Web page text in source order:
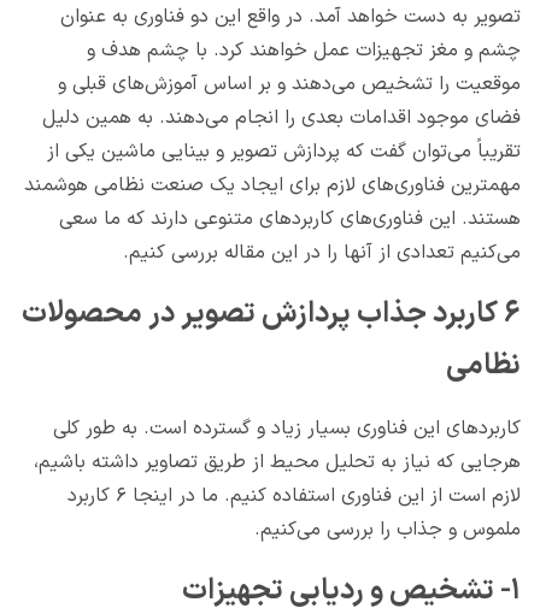
تصویر به دست خواهد آمد. در واقع این دو فناوری به عنوان
چشم و مغز تجهیزات عمل خواهند کرد. با چشم هدف و
موقعیت را تشخیص می‌دهند و بر اساس آموزش‌های قبلی و
فضای موجود اقدامات بعدی را انجام می‌دهند. به همین دلیل
تقریباً می‌توان گفت که پردازش تصویر و بینایی ماشین یکی از
مهمترین فناوری‌های لازم برای ایجاد یک صنعت نظامی هوشمند
هستند. این فناوری‌های کاربردهای متنوعی دارند که ما سعی
می‌کنیم تعدادی از آنها را در این مقاله بررسی کنیم.
۶ کاربرد جذاب پردازش تصویر در محصولات
نظامی
کاربردهای این فناوری بسیار زیاد و گسترده است. به طور کلی
هرجایی که نیاز به تحلیل محیط از طریق تصاویر داشته باشیم،
لازم است از این فناوری استفاده کنیم. ما در اینجا ۶ کاربرد
ملموس و جذاب را بررسی می‌کنیم.
۱- تشخیص و ردیابی تجهیزات